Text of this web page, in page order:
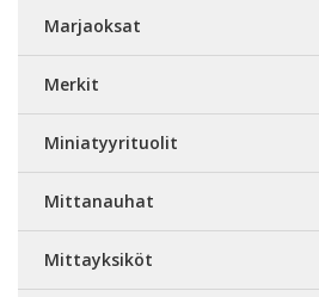
Marjaoksat
Merkit
Miniatyyrituolit
Mittanauhat
Mittayksiköt